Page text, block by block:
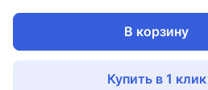
В корзину
Купить в 1 клик